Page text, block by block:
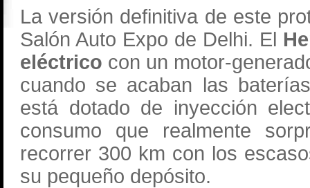
La versión definitiva de este
Salón Auto Expo de Delhi. El
eléctrico con un motor-
cuando se acaban las
está dotado de inyección
consumo que realmente
recorrer 300 km con los
su pequeño depósito.